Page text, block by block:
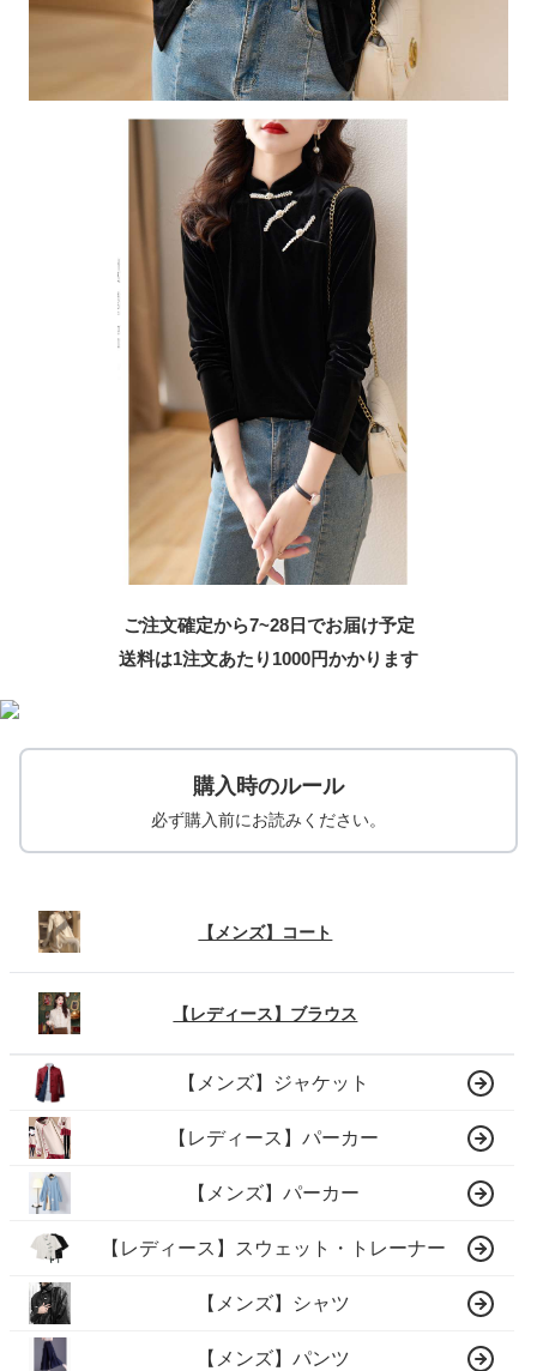
ご注文確定から7~28日でお届け予定
送料は1注文あたり 1000円かかります
購入時のルール
必ず購入前にお読みください。
【メンズ】コート
【レディース】ブラウス
【メンズ】ジャケット
【レディース】パーカー
【メンズ】パーカー
【レディース】スウェット・トレーナー
【メンズ】シャツ
【メンズ】パンツ